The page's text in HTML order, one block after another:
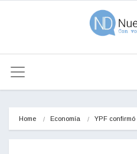
Home Economía YPF confirmó